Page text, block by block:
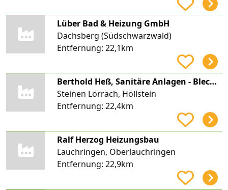
Lüber Bad & Heizung GmbH
Dachsberg (Südschwarzwald)
Entfernung: 22,1km
Berthold Heß, Sanitäre Anlagen - Blechnerei
Steinen Lörrach, Höllstein
Entfernung: 22,4km
Ralf Herzog Heizungsbau
Lauchringen, Oberlauchringen
Entfernung: 22,9km